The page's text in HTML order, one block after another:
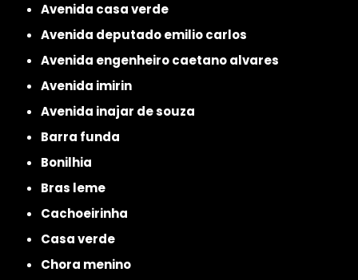
avenida casa verde
avenida deputado emilio carlos
avenida engenheiro caetano alvares
avenida imirin
avenida inajar de souza
barra funda
bonilhia
bras leme
cachoeirinha
casa verde
chora menino